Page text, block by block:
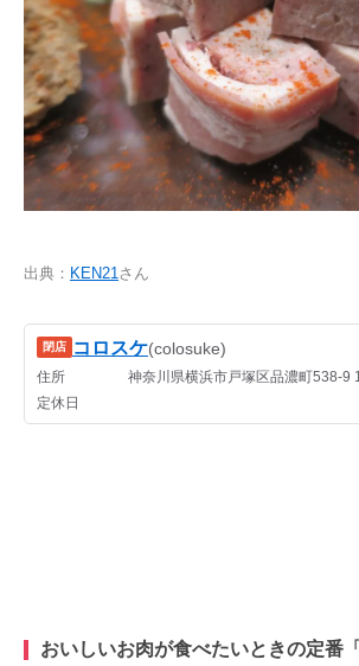
出典： KEN21さん
おいしいお肉が食べたいときの定番